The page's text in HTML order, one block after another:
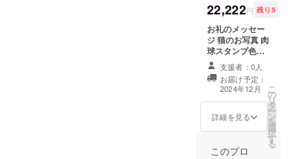
22,222円 残り5
お礼のメッセー
ジ 猫のお写真 肉
球スタンプ色紙
肉球スタンプ
キーホルダー ※
サイズ10×10程
支援者：0人
お届け予定：
2024年12月
詳細を見る
こ
の
リ
タ
ー
ン
を
選
択
す
る
このプロ